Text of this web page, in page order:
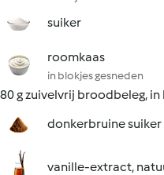
suiker
roomkaas
in blokjes gesneden
80 g zuivelvrij broodbeleg,
donkerbruine suiker
vanille-extract,